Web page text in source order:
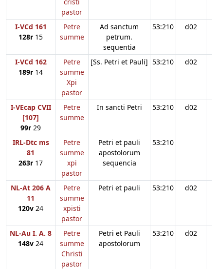
pastor
I-VCd 161
128r 15
Petre
summe
Ad sanctum
petrum.
sequentia
53:210 d02
I-VCd 162
189r 14
Petre
summe
Xpi
pastor
[Ss. Petri et Pauli] 53:210 d02
I-VEcap CVII
[107]
99r 29
Petre
summe
In sancti Petri 53:210 d02
IRL-Dtc ms
81
263r 17
Petre
summe
xpi
pastor
Petri et pauli
apostolorum
sequencia
53:210
NL-At 206 A
11
120v 24
Petre
summe
xpisti
pastor
Petri et pauli 53:210 d02
NL-Au I. A. 8
148v 24
Petre
summe
Christi
pastor
Petri et Pauli
apostolorum
53:210 d02